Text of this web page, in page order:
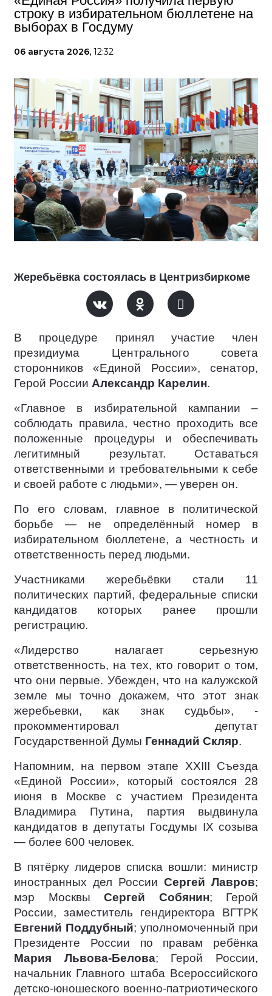
строку в избирательном бюллетене на
выборах в Госдуму
06 августа 2026, 12:32
Жеребьёвка состоялась в Центризбиркоме
В процедуре принял участие член
президиума Центрального совета
сторонников «Единой России», сенатор,
Герой России Александр Карелин.
«Главное в избирательной кампании –
соблюдать правила, честно проходить все
положенные процедуры и обеспечивать
легитимный результат. Оставаться
ответственными и требовательными к себе
и своей работе с людьми», — уверен он.
По его словам, главное в политической
борьбе — не определённый номер в
избирательном бюллетене, а честность и
ответственность перед людьми.
Участниками жеребьёвки стали 11
политических партий, федеральные списки
кандидатов которых ранее прошли
регистрацию.
«Лидерство налагает серьезную
ответственность, на тех, кто говорит о том,
что они первые. Убежден, что на калужской
земле мы точно докажем, что этот знак
жеребьевки, как знак судьбы», -
прокомментировал депутат
Государственной Думы Геннадий Скляр.
Напомним, на первом этапе XXIII Съезда
«Единой России», который состоялся 28
июня в Москве с участием Президента
Владимира Путина, партия выдвинула
кандидатов в депутаты Госдумы IX созыва
— более 600 человек.
В пятёрку лидеров списка вошли: министр
иностранных дел России Сергей Лавров;
мэр Москвы Сергей Собянин; Герой
России, заместитель гендиректора ВГТРК
Евгений Поддубный; уполномоченный при
Президенте России по правам ребёнка
Мария Львова-Белова; Герой России,
начальник Главного штаба Всероссийского
детско-юношеского военно-патриотического